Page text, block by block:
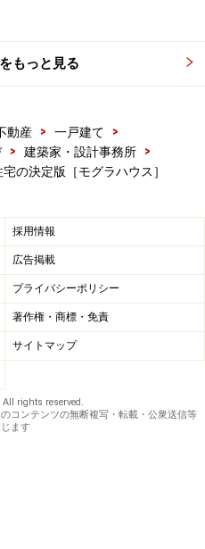
もっと見る
動産 > 一戸建て
>
> 建築家・設計事務所
>
の決定版［モグラハウス］
採用情報
広告掲載
プライバシーポリシー
著作権・商標・免責
サイトマップ
rights reserved.
コンテンツの無断複写・転載・公衆送信等
ます